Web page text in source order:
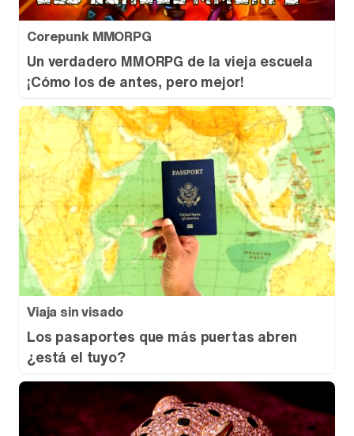
Corepunk MMORPG
Un verdadero MMORPG de la vieja escuela
¡Cómo los de antes, pero mejor!
Viaja sin visado
Los pasaportes que más puertas abren
¿está el tuyo?